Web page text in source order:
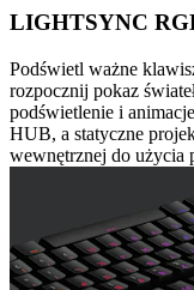
LIGHTSYNC
Podświetl ważne
rozpocznij pokaz
podświetlenie i
HUB, a statyczne
wewnętrznej do użycia